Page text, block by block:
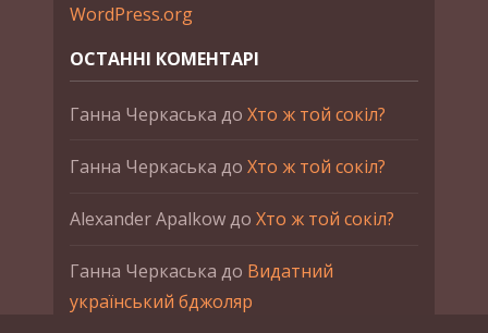
WordPress.org
ОСТАННІ КОМЕНТАРІ
Ганна Черкаська до Хто ж той сокіл?
Ганна Черкаська до Хто ж той сокіл?
Alexander Apalkowдо Хто ж той сокіл?
Ганна Черкаська до Видатний
український бджоляр